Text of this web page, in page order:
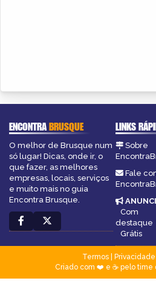
ENCONTRABRUSQUE
O melhor de Brusque num
só lugar! Dicas, onde ir, o
que fazer, as melhores
empresas, locais, serviços
e muito mais no guia
Encontra Brusque.
LINKS
Sobre
Fale
Com
destaque
Grátis
Termos| Privacidade
Criado com ❤️ e ☕ pelo time